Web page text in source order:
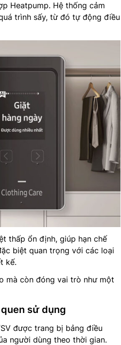
Heatpump. Hệ thống cảm
trình sấy, từ đó tự động điều
thấp ổn định, giúp hạn chế
biệt quan trọng với các loại
kế.
mà còn đóng vai trò như một
sử dụng
được trang bị bảng điều
người dùng theo thời gian.